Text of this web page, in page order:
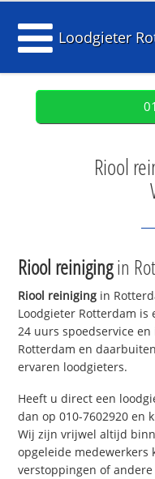
Loodgieter
Riool
Riool reinigingin
Riool reiniging in
Loodgieter Rotterdam
24 uurs spoedservice
Rotterdam en
ervaren loodgieters.
Heeft u direct een
dan op 010-7602920 en
Wij zijn vrijwel altijd
opgeleide medewerkers
verstoppingen of